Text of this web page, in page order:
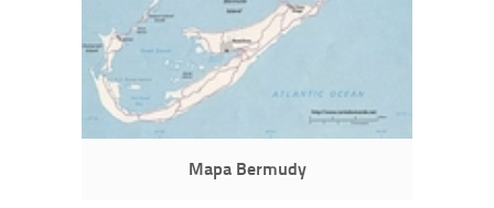
Mapa Bermudy